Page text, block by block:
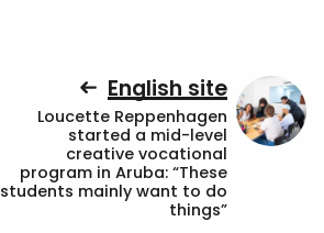
English site
Loucette Reppenhagen
started a mid-level
creative vocational
program in Aruba: “These
students mainly want to do
things”